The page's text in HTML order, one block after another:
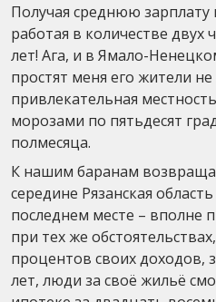
Получая среднюю зарплату
работая в количестве двух
лет! Ага, и в Ямало-
простят меня его жители
привлекательная
морозами по пятьдесят
полмесяца.
К нашим баранам
середине Рязанская
последнем месте – вполне
при тех же
процентов своих доходов,
лет, люди за своё жильё